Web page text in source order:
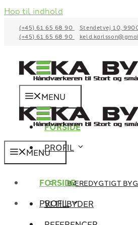
Hop til indhold
(+45) 61 65 68 90 Stendetvej 10,
(+45) 61 65 68 90
MENU
FORSIDE
PROFIL
BÆREDYGTIGT
VI TILBYDER
MENU
FORSIDE
PROFIL